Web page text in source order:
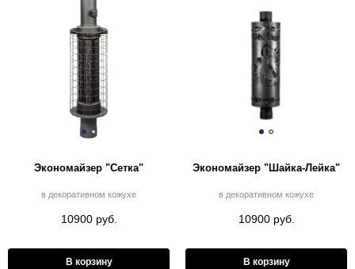
Экономайзер "Сетка"
в декоративном кожухе
10900 руб.
В корзину
Экономайзер "Шайка-Лейка"
в декоративном кожухе
10900 руб.
В корзину